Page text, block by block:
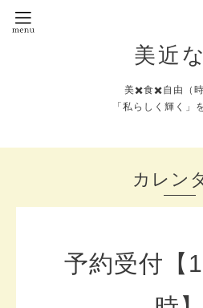
美近
美✖️食✖️自由（
「私らしく輝く」
カレン
予約受付【